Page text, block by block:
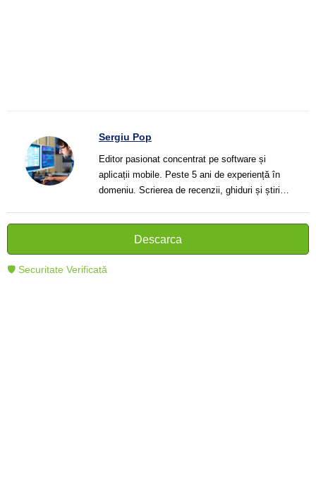
Sergiu Pop
Editor pasionat concentrat pe software și
aplicații mobile. Peste 5 ani de experiență în
domeniu. Scrierea de recenzii, ghiduri și știri.
cititorii să înțeleagă și să folosească mai bine
tehnologia modernă.
Descarca
🛡 Securitate Verificată